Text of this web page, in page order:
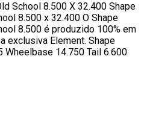
School 8.500 X 32.400 Shape
8.500 x 32.400 O Shape
8.500 é produzido 100% em
exclusiva Element. Shape
Wheelbase 14.750 Tail 6.600